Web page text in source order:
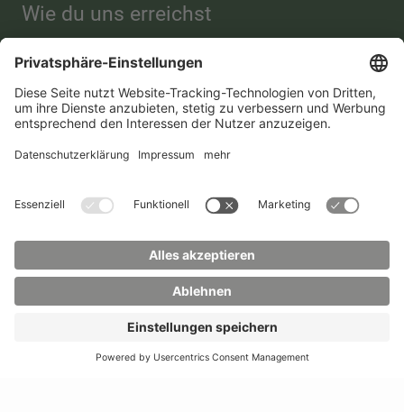
Wie du uns erreichst
Hochschule
Zittau/Görlitz
Telefon:+49 3583 612-
0
Mail:info(at)hszg.de
Telefon:
+49 3583 612-
3055
WhatsApp:+49 173
2086748
stud.info(at)hszg.de
Alle StudiengängeDatenschutz
TransparenzgesetzKontakt
BarrierefreiheitPresse